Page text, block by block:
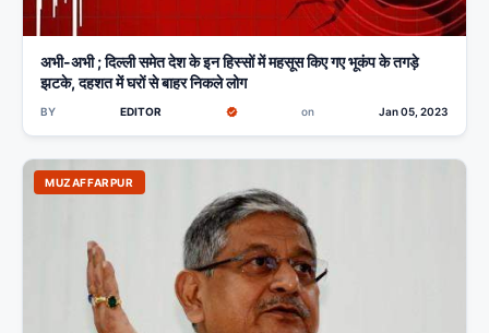
अभी-अभी ; दिल्ली समेत देश के इन हिस्सों में महसूस किए गए भूकंप के तगड़े
झटके, दहशत में घरों से बाहर निकले लोग
BY EDITOR on Jan 05, 2023
MUZAFFARPUR